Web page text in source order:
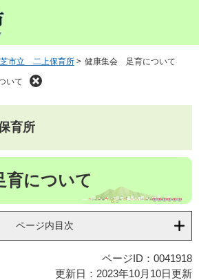
市立 二上保育所 > 健康集会 足育について
いて
育所
について
ページ内目次
ページID：0041918
更新日：2023年10月10日更新